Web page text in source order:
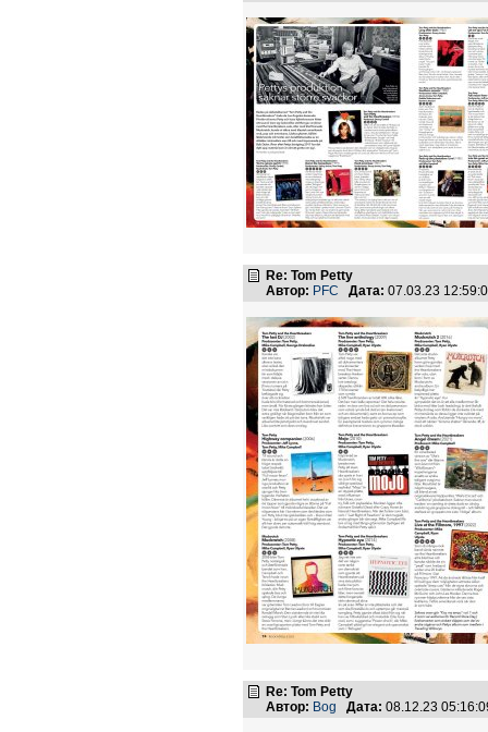
Re: Tom Petty
Автор: PFC Дата: 07.03.23
Re: Tom Petty
Автор: Bog Дата: 08.12.23